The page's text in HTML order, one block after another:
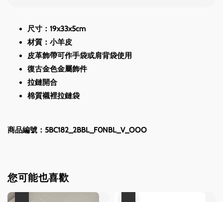
尺寸：19x33x5cm
材質：小羊皮
皮革飾帶可作手袋或肩背袋使用
復古金色金屬飾件
拉鏈開合
棉質襯裡拉鏈袋
商品編號：5BC182_2BBL_F0NBL_V_OOO
您可能也喜歡